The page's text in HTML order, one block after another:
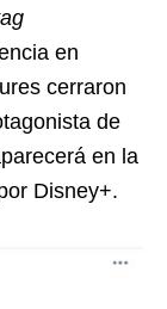
en
cerraron
de
en la
Disney+.